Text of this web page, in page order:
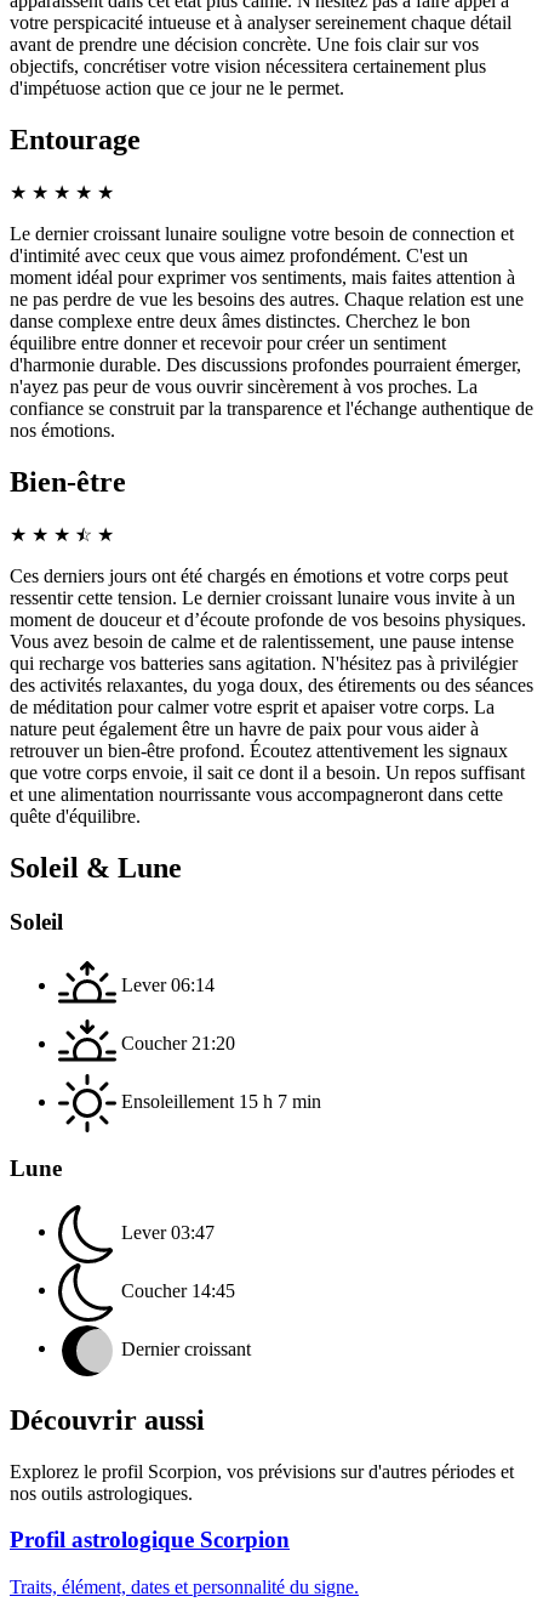
votre perspicacité intueuse et à analyser sereinement chaque détail
avant de prendre une décision concrète. Une fois clair sur vos
objectifs, concrétiser votre vision nécessitera certainement plus
d'impétuose action que ce jour ne le permet.
Entourage
★ ★ ★ ★ ★
Le dernier croissant lunaire souligne votre besoin de connection et
d'intimité avec ceux que vous aimez profondément. C'est un
moment idéal pour exprimer vos sentiments, mais faites attention à
ne pas perdre de vue les besoins des autres. Chaque relation est une
danse complexe entre deux âmes distinctes. Cherchez le bon
équilibre entre donner et recevoir pour créer un sentiment
d'harmonie durable. Des discussions profondes pourraient émerger,
n'ayez pas peur de vous ouvrir sincèrement à vos proches. La
confiance se construit par la transparence et l'échange authentique de
nos émotions.
Bien-être
★ ★ ★ ☆
★ ★
Ces derniers jours ont été chargés en émotions et votre corps peut
ressentir cette tension. Le dernier croissant lunaire vous invite à un
moment de douceur et d’écoute profonde de vos besoins physiques.
Vous avez besoin de calme et de ralentissement, une pause intense
qui recharge vos batteries sans agitation. N'hésitez pas à privilégier
des activités relaxantes, du yoga doux, des étirements ou des séances
de méditation pour calmer votre esprit et apaiser votre corps. La
nature peut également être un havre de paix pour vous aider à
retrouver un bien-être profond. Écoutez attentivement les signaux
que votre corps envoie, il sait ce dont il a besoin. Un repos suffisant
et une alimentation nourrissante vous accompagneront dans cette
quête d'équilibre.
Soleil & Lune
Soleil
Lever 06:14
Coucher 21:20
Ensoleillement 15 h 7 min
Lune
Lever 03:47
Coucher 14:45
Dernier croissant
Découvrir aussi
Explorez le profil Scorpion, vos prévisions sur d'autres périodes et
nos outils astrologiques.
Profil astrologique Scorpion
Traits, élément, dates et personnalité du signe.